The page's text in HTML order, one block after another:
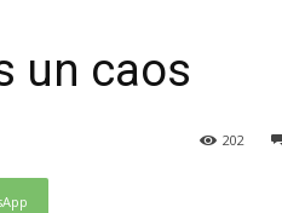
un caos
202